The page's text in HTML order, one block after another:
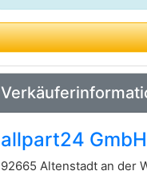
TRISCAN premium Marke
TOPRAN
FERODO premium Marke
ATE premium Marke
TRW premium Marke
allpart24 GmbH
92665 Altenstadt an der